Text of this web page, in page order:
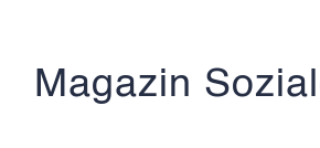
Magazin